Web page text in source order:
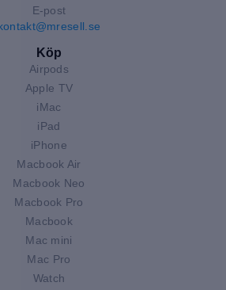
E-post
Köp
Airpods
Apple TV
iMac
iPad
iPhone
Macbook Air
Macbook Neo
Macbook Pro
Macbook
Mac mini
Mac Pro
Watch